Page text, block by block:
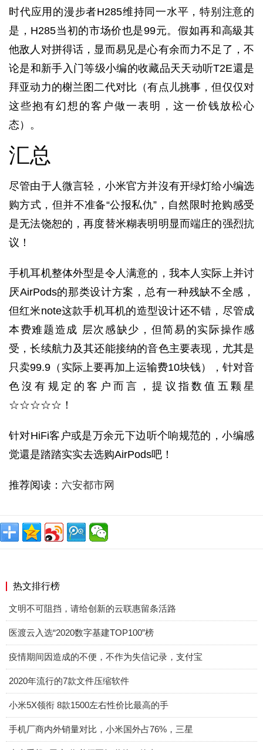
时代应用的漫步者H285维持同一水平，特别注意的
是，H285当初的市场价也是99元。假如再和高級其
他敌人对拼得话，显而易见是心有余而力不足了，不
论是和新手入门等级小编的收藏品天天动听T2E還是
拜亚动力的榭兰图二代对比（有点儿挑事，但仅仅对
这些抱有幻想的客户做一表明，这一价钱放松心
态）。
汇总
尽管由于人微言轻，小米官方并沒有开绿灯给小编选
购方式，但并不准备“公报私仇”，自然限时抢购感受
是无法饶恕的，再度替米糊表明明显而端庄的强烈抗
议！
手机耳机整体外型是令人满意的，我本人实际上并讨
厌AirPods的那类设计方案，总有一种残缺不全感，
但红米note这款手机耳机的造型设计还不错，尽管成
本费难题造成 层次感缺少，但简易的实际操作感
受，长续航力及其还能接纳的音色主要表现，尤其是
只卖99.9（实际上要再加上运输费10块钱），针对音
色沒有规定的客户而言，提议指数值五颗星
☆☆☆☆☆！
针对HiFi客户或是万余元下边听个响规范的，小编感
觉還是踏踏实实去选购AirPods吧！
推荐阅读： 六安都市网
热文排行榜
文明不可阻挡，请给创新的云联惠留条活路
医渡云入选“2020数字基建TOP100”榜
疫情期间因造成的不便，不作为失信记录，支付宝
2020年流行的7款文件压缩软件
小米5X领衔 8款1500左右性价比最高的手
手机厂商内外销量对比，小米国外占76%，三星